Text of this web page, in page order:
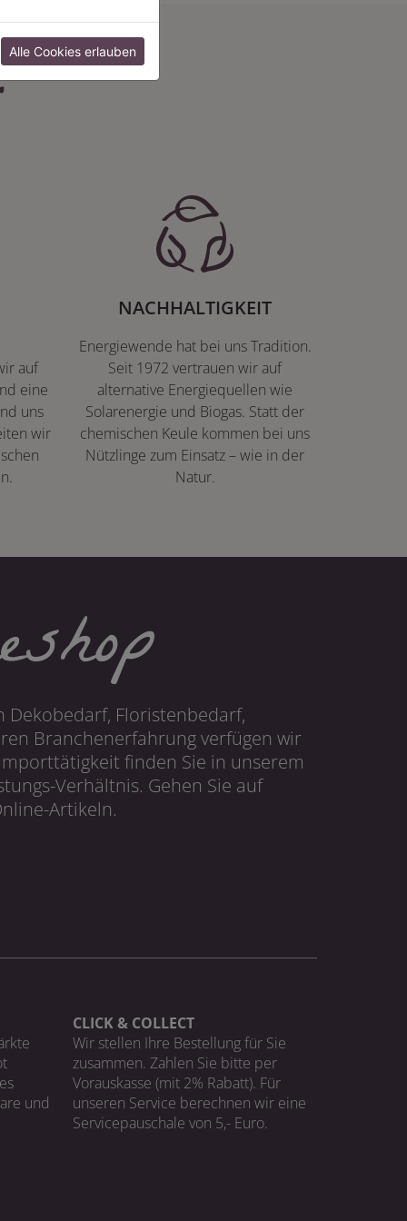
auf
eine
uns
wir
NACHHALTIGKEIT
Energiewende hat bei uns Tradition.
Seit 1972 vertrauen wir auf
alternative Energiequellen wie
Solarenergie und Biogas. Statt der
chemischen Keule kommen bei uns
Nützlinge zum Einsatz – wie in der
Natur.
Floristenbedarf,
Branchenerfahrung verfügen wir
finden Sie in unserem
Verhältnis. Gehen Sie auf
Artikeln.
und
CLICK & COLLECT
Wir stellen Ihre Bestellung für Sie
zusammen. Zahlen Sie bitte per
Vorauskasse (mit 2% Rabatt). Für
unseren Service berechnen wir eine
Servicepauschale von 5,- Euro.
Alle Cookies erlauben